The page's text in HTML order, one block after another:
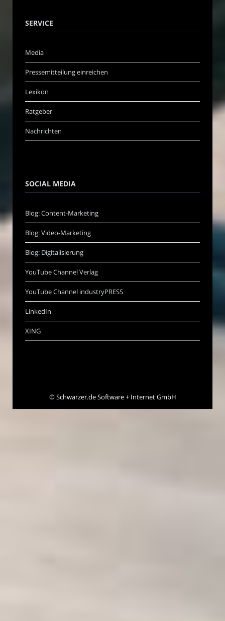
SERVICE
Media
Pressemitteilung einreichen
Lexikon
Ratgeber
Nachrichten
SOCIAL MEDIA
Blog: Content-Marketing
Blog: Video-Marketing
Blog: Digitalisierung
YouTube Channel Verlag
YouTube Channel industryPRESS
LinkedIn
XING
©Schwarzer.de Software + Internet GmbH